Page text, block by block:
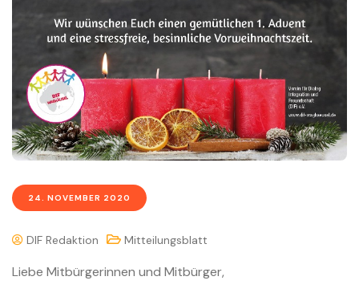
24. NOVEMBER 2020
DIF Redaktion Mitteilungsblatt
Liebe Mitbürgerinnen und Mitbürger,